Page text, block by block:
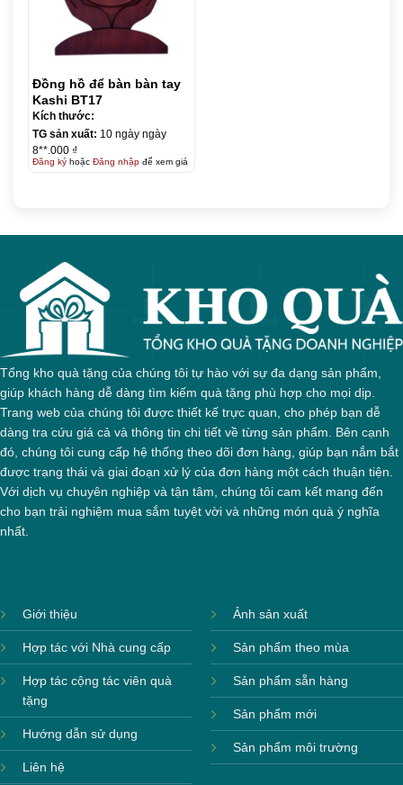
Đồng hồ để bàn bàn tay
Kashi BT17
Kích thước:
TG sản xuất: 10 ngày ngày
8**.000 ₫
Đăng kýhoặc Đăng nhậpđể xem giá
Tổng kho quà tặng của chúng tôi tự hào với sự đa dạng sản phẩm,
giúp khách hàng dễ dàng tìm kiếm quà tặng phù hợp cho mọi dịp.
Trang web của chúng tôi được thiết kế trực quan, cho phép bạn dễ
dàng tra cứu giá cả và thông tin chi tiết về từng sản phẩm. Bên cạnh
đó, chúng tôi cung cấp hệ thống theo dõi đơn hàng, giúp bạn nắm bắt
được trạng thái và giai đoạn xử lý của đơn hàng một cách thuận tiện.
Với dịch vụ chuyên nghiệp và tận tâm, chúng tôi cam kết mang đến
cho bạn trải nghiệm mua sắm tuyệt vời và những món quà ý nghĩa
nhất.
Giới thiệu
Hợp tác với Nhà cung cấp
Hợp tác cộng tác viên quà
tặng
Hướng dẫn sử dụng
Liên hệ
Ảnh sản xuất
Sản phẩm theo mùa
Sản phẩm sẵn hàng
Sản phẩm mới
Sản phẩm môi trường